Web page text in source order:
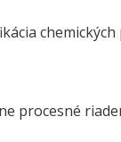
procesné